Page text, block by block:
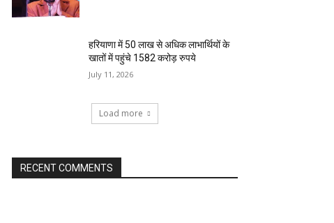
हरियाणा में 50 लाख से अधिक लाभार्थियों के
खातों में पहुंचे 1582 करोड़ रुपये
July 11, 2026
Load more
RECENT COMMENTS